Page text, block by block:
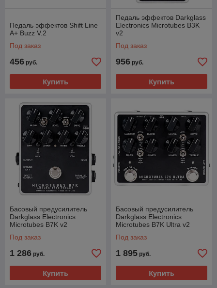
Педаль эффектов Shift Line
A+ Buzz V.2
Под заказ
456 руб.
Купить
Педаль эффектов Darkglass
Electronics Microtubes B3K
v2
Под заказ
956 руб.
Купить
Басовый предусилитель
Darkglass Electronics
Microtubes B7K v2
Под заказ
1 286 руб.
Купить
Басовый предусилитель
Darkglass Electronics
Microtubes B7K Ultra v2
Под заказ
1 895 руб.
Купить